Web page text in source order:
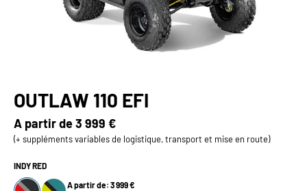
OUTLAW 110 EFI
A partir de3 999 €
(+ suppléments variables de logistique, transport et mise en route)
INDY RED
A partir de: 3 999 €